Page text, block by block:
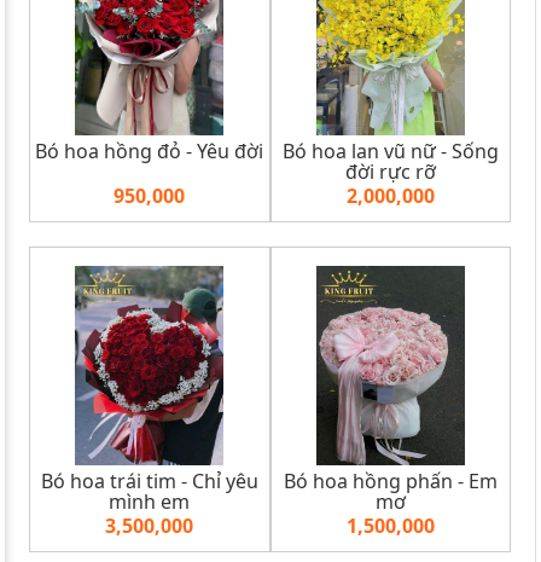
Bó hoa hồng đỏ - Yêu đời
950,000
Bó hoa lan vũ nữ - Sống
đời rực rỡ
2,000,000
Bó hoa trái tim - Chỉ yêu
mình em
3,500,000
Bó hoa hồng phấn - Em
mơ
1,500,000